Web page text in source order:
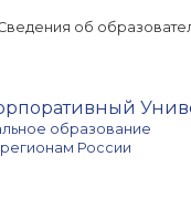
об
образование
России